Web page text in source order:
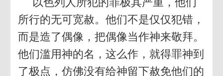
所行的无可宽赦。他们不是仅仅犯错，
而是造了偶像，把偶像当作神来敬拜。
他们滥用神的名，这么作，就得罪神到
了极点，仿佛没有给神留下赦免他们的